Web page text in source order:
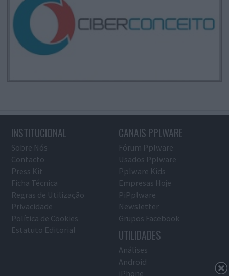
INSTITUCIONAL
Sobre Nós
Contacto
Press Kit
Ficha Técnica
Regras de Utilização
Privacidade
Política de Cookies
Estatuto Editorial
CANAIS PPLWARE
Fórum Pplware
Usados Pplware
Pplware Kids
Empresas Hoje
PiPplware
Newsletter
Grupos Facebook
UTILIDADES
Análises
Android
iPhone